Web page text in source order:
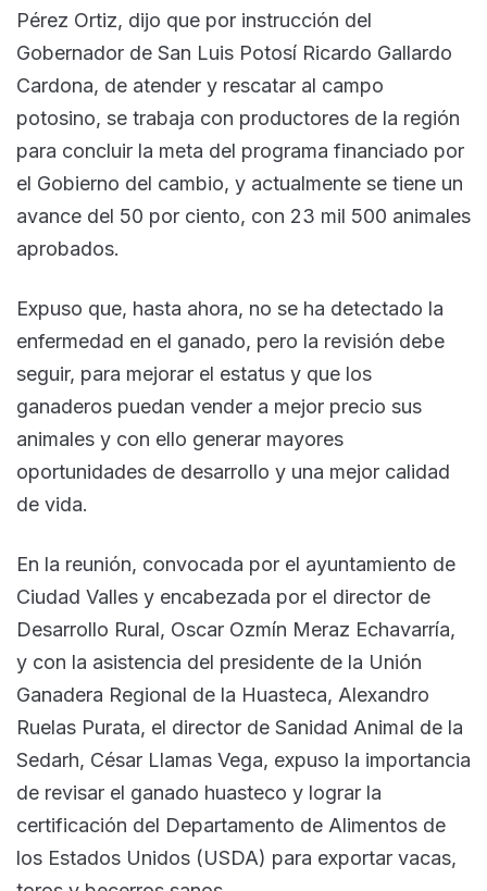
Pérez Ortiz, dijo que por instrucción del
Gobernador de San Luis Potosí Ricardo Gallardo
Cardona, de atender y rescatar al campo
potosino, se trabaja con productores de la región
para concluir la meta del programa financiado por
el Gobierno del cambio, y actualmente se tiene un
avance del 50 por ciento, con 23 mil 500 animales
aprobados.
Expuso que, hasta ahora, no se ha detectado la
enfermedad en el ganado, pero la revisión debe
seguir, para mejorar el estatus y que los
ganaderos puedan vender a mejor precio sus
animales y con ello generar mayores
oportunidades de desarrollo y una mejor calidad
de vida.
En la reunión, convocada por el ayuntamiento de
Ciudad Valles y encabezada por el director de
Desarrollo Rural, Oscar Ozmín Meraz Echavarría,
y con la asistencia del presidente de la Unión
Ganadera Regional de la Huasteca, Alexandro
Ruelas Purata, el director de Sanidad Animal de la
Sedarh, César Llamas Vega, expuso la importancia
de revisar el ganado huasteco y lograr la
certificación del Departamento de Alimentos de
los Estados Unidos (USDA) para exportar vacas,